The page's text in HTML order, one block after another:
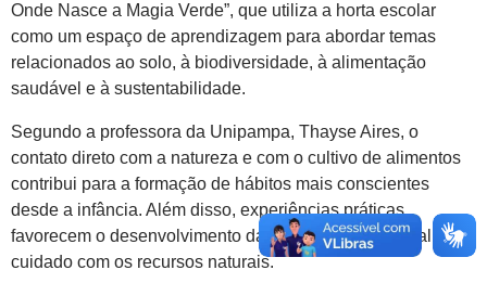
Onde Nasce a Magia Verde”, que utiliza a horta escolar
como um espaço de aprendizagem para abordar temas
relacionados ao solo, à biodiversidade, à alimentação
saudável e à sustentabilidade.
Segundo a professora da Unipampa, Thayse Aires, o
contato direto com a natureza e com o cultivo de alimentos
contribui para a formação de hábitos mais conscientes
desde a infância. Além disso, experiências práticas
favorecem o desenvolvimento da percepção ambiental e do
cuidado com os recursos naturais.